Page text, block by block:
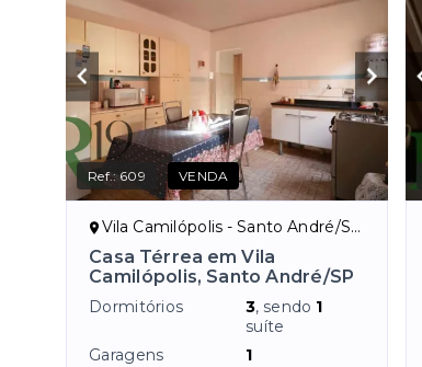
Ref.: 609 VENDA
Vila Camilópolis - Santo André/SP
Casa Térrea em Vila
Camilópolis, Santo André/SP
Dormitórios 3, sendo 1
suíte
Garagens
1